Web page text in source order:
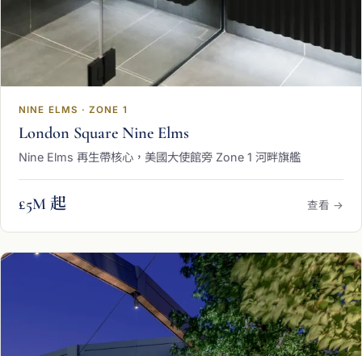
NINE ELMS · ZONE 1
London Square Nine Elms
Nine Elms 再生帶核心，美國大使館旁 Zone 1 河畔旗艦
£5M 起 查看 →